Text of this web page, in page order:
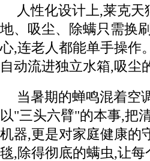
人性化设计上,莱克
地、吸尘、除螨只需换
心,连老人都能单手操作
自动流进独立水箱,吸尘
当暑期的蝉鸣混着空
以"三头六臂"的本事,把
机器,更是对家庭健康
毯,除得彻底的螨虫,让